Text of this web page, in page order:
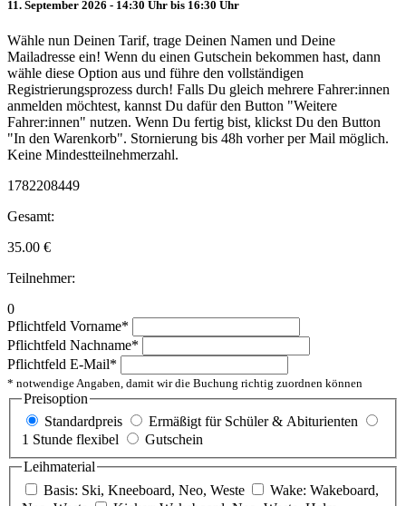
11. September 2026 - 14:30 Uhr bis 16:30 Uhr
Wähle nun Deinen Tarif, trage Deinen Namen und Deine
Mailadresse ein! Wenn du einen Gutschein bekommen hast, dann
wähle diese Option aus und führe den vollständigen
Registrierungsprozess durch! Falls Du gleich mehrere Fahrer:innen
anmelden möchtest, kannst Du dafür den Button "Weitere
Fahrer:innen" nutzen. Wenn Du fertig bist, klickst Du den Button
"In den Warenkorb". Stornierung bis 48h vorher per Mail möglich.
Keine Mindestteilnehmerzahl.
1782208449
Gesamt:
35.00 €
Teilnehmer:
0
Pflichtfeld Vorname*
Pflichtfeld Nachname*
Pflichtfeld E-Mail*
* notwendige Angaben, damit wir die Buchung richtig zuordnen können
Preisoption
Standardpreis
Ermäßigt für Schüler & Abiturienten
1 Stunde flexibel
Gutschein
Leihmaterial
Basis: Ski, Kneeboard, Neo, Weste
Wake: Wakeboard,